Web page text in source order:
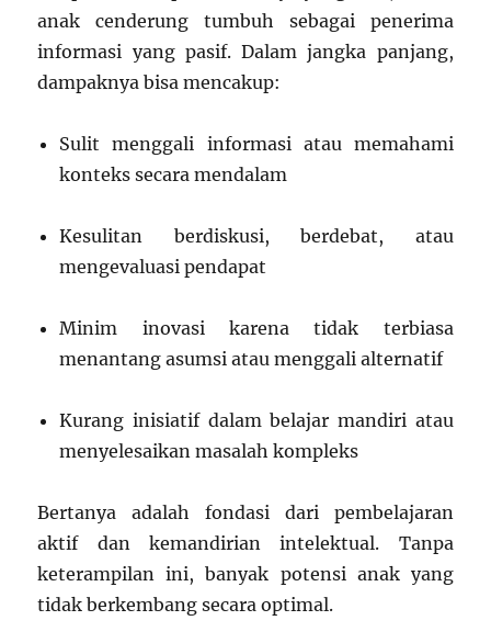
anak cenderung tumbuh sebagai penerima
informasi yang pasif. Dalam jangka panjang,
dampaknya bisa mencakup:
Sulit menggali informasi atau memahami
konteks secara mendalam
Kesulitan berdiskusi, berdebat, atau
mengevaluasi pendapat
Minim inovasi karena tidak terbiasa
menantang asumsi atau menggali alternatif
Kurang inisiatif dalam belajar mandiri atau
menyelesaikan masalah kompleks
Bertanya adalah fondasi dari pembelajaran
aktif dan kemandirian intelektual. Tanpa
keterampilan ini, banyak potensi anak yang
tidak berkembang secara optimal.